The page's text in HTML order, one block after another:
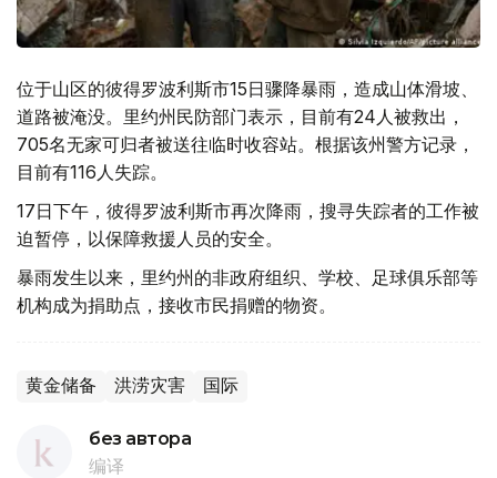
位于山区的彼得罗波利斯市15日骤降暴雨，造成山体滑坡、
道路被淹没。里约州民防部门表示，目前有24人被救出，
705名无家可归者被送往临时收容站。根据该州警方记录，
目前有116人失踪。
17日下午，彼得罗波利斯市再次降雨，搜寻失踪者的工作被
迫暂停，以保障救援人员的安全。
暴雨发生以来，里约州的非政府组织、学校、足球俱乐部等
机构成为捐助点，接收市民捐赠的物资。
黄金储备 洪涝灾害 国际
без автора
编译